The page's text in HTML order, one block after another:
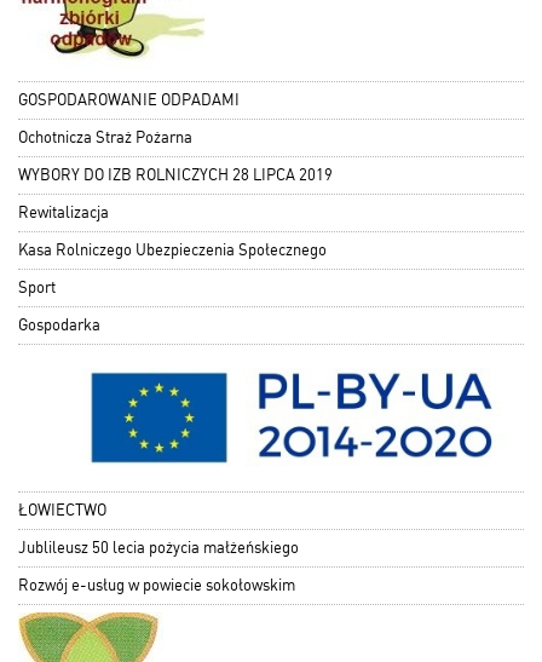
GOSPODAROWANIE ODPADAMI
Ochotnicza Straż Pożarna
WYBORY DO IZB ROLNICZYCH 28 LIPCA 2019
Rewitalizacja
Kasa Rolniczego Ubezpieczenia Społecznego
Sport
Gospodarka
ŁOWIECTWO
Jublileusz 50 lecia pożycia małżeńskiego
Rozwój e-usług w powiecie sokołowskim